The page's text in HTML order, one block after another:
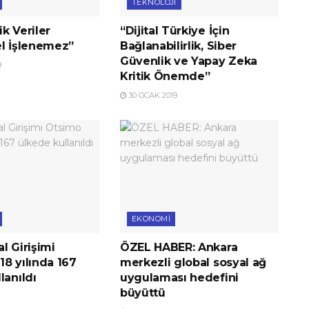
Veriler
İşlenemez”
“Dijital Türkiye İçin
Bağlanabilirlik, Siber
Güvenlik ve Yapay Zeka
Kritik Önemde”
30 OCAK 2019
Girişimi
yılında 167
EKONOMI
ÖZEL HABER: Ankara
merkezli global sosyal ağ
uygulaması hedefini
büyüttü